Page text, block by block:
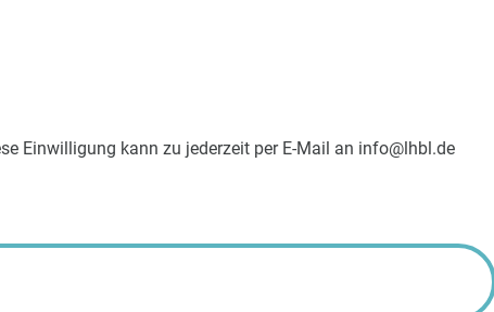
Einwilligung kann zu jederzeit per E-Mail an info@lhbl.de